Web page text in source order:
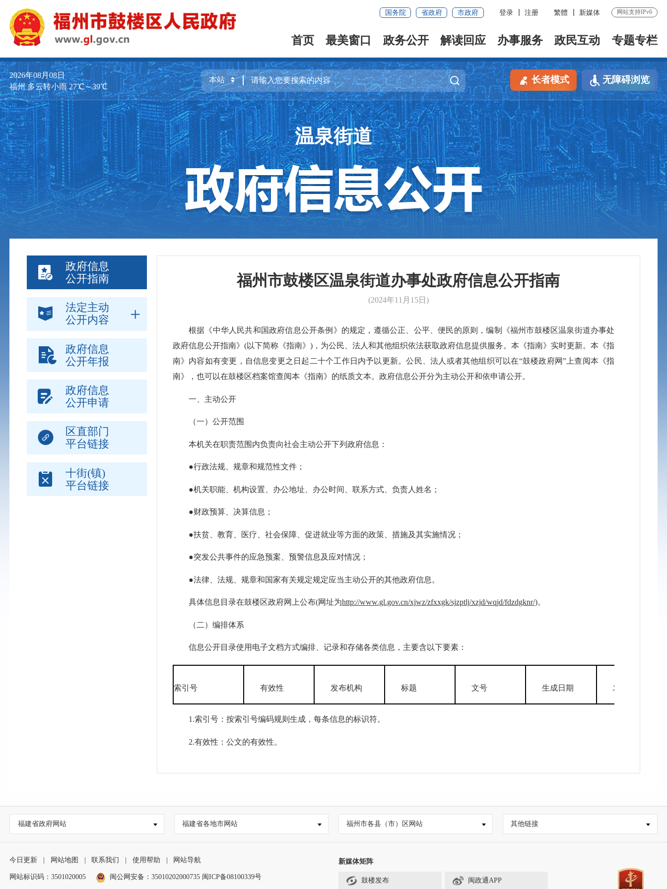
国务院 省政府 市政府 登录 注册 繁體 新媒体 网站支持IPv6
首页 最美窗口 政务公开 解读回应 办事服务 政民互动 专题专栏
2026年08月08日
福州 多云转小雨 27℃～39℃
长者模式 无障碍浏览
温泉街道
政府信息
公开指南
法定主动
公开内容
政府信息
公开年报
政府信息
公开申请
区直部门
平台链接
十街(镇)
平台链接
福州市鼓楼区温泉街道办事处政府信息公开指南
(2024年11月15日)
根据《中华人民共和国政府信息公开条例》的规定，遵循公正、公平、便民的原则，编制《福州市鼓楼区温泉街道办事处
政府信息公开指南》(以下简称《指南》)，为公民、法人和其他组织依法获取政府信息提供服务。本《指南》实时更新。本《指
南》内容如有变更，自信息变更之日起二十个工作日内予以更新。公民、法人或者其他组织可以在“鼓楼政府网”上查阅本《指
南》，也可以在鼓楼区档案馆查阅本《指南》的纸质文本。 政府信息公开分为主动公开和依申请公开。
一、主动公开
（一）公开范围
本机关在职责范围内负责向社会主动公开下列政府信息：
●行政法规、规章和规范性文件；
●机关职能、机构设置、办公地址、办公时间、联系方式、负责人姓名；
●财政预算、决算信息；
●扶贫、教育、医疗、社会保障、促进就业等方面的政策、措施及其实施情况；
●突发公共事件的应急预案、预警信息及应对情况；
●法律、法规、规章和国家有关规定规定应当主动公开的其他政府信息。
具体信息目录在鼓楼区政府网上公布(网址为http://www.gl.gov.cn/xjwz/zfxxgk/sjzptlj/xzjd/wqjd/fdzdgknr/)。
（二）编排体系
信息公开目录使用电子文档方式编排、记录和存储各类信息，主要含以下要素：
索引号 有效性 发布机构 标题 文号 生成日期 发布日期
1.索引号：按索引号编码规则生成，每条信息的标识符。
2.有效性：公文的有效性。
6.生成日期：公文类信息的发文时间，即公文内容中注明的发布日期。
7.发布日期：信息在政务公开平台中形成的时间。
（三）公开形式
福建省政府网站 福建省各地市网站 福州市各县（市）区网站 其他链接
今日更新 网站地图 联系我们 使用帮助 网站导航
网站标识码：3501020005 闽公网安备：35010202000735 闽ICP备08100339号
新媒体矩阵
鼓楼发布 闽政通APP